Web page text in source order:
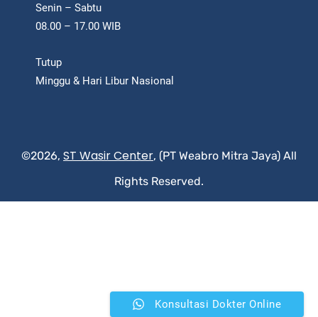
Senin – Sabtu
08.00 – 17.00 WIB
Tutup
Minggu & Hari Libur Nasional
©2026, ST Wasir Center, (PT Weabro Mitra Jaya) All
Rights Reserved.
Konsultasi Dokter Online